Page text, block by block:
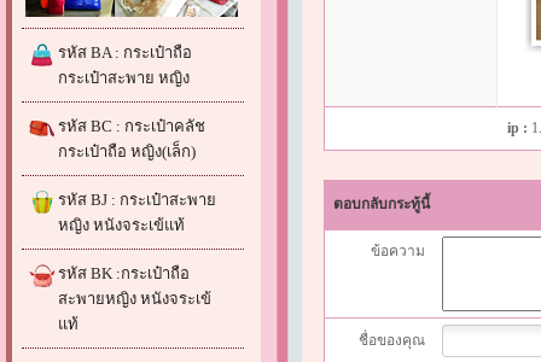
รหัส BA : กระเป๋าถือ
กระเป๋าสะพาย หญิง
รหัส BC : กระเป๋าคลัช
กระเป๋าถือ หญิง(เล็ก)
รหัส BJ : กระเป๋าสะพาย
หญิง หนังจระเข้แท้
รหัส BK :กระเป๋าถือ
สะพายหญิง หนังจระเข้
แท้
ip :
ตอบกลับกระทู้นี้
ข้อความ
ชื่อของคุณ